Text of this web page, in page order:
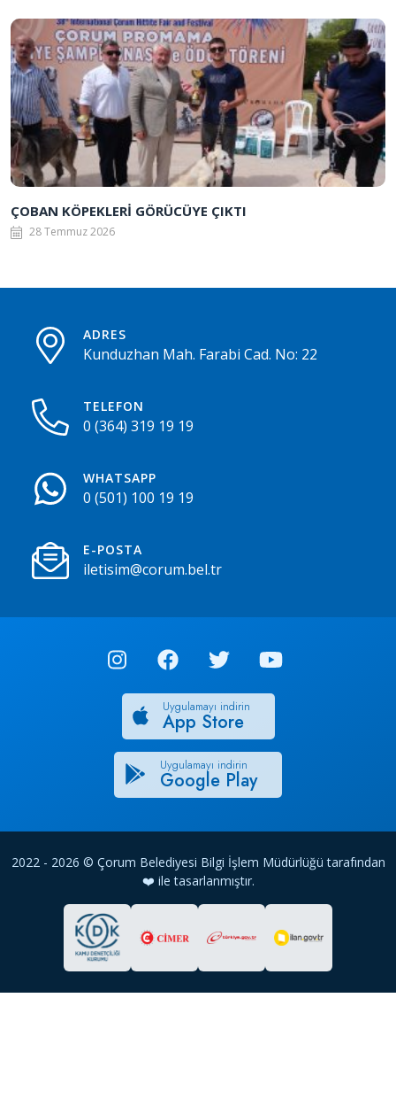
ÇOBAN KÖPEKLERİ GÖRÜCÜYE ÇIKTI
28 Temmuz 2026
ADRES
Kunduzhan Mah. Farabi Cad. No: 22
TELEFON
0 (364) 319 19 19
WHATSAPP
0 (501) 100 19 19
E-POSTA
iletisim@corum.bel.tr
Uygulamayı indirin
App Store
Uygulamayı indirin
Google Play
2022 - 2026 © Çorum Belediyesi Bilgi İşlem Müdürlüğü tarafından
❤️ ile tasarlanmıştır.